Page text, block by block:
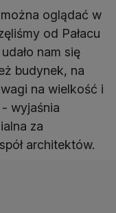
oglądać w
od Pałacu
nam się
budynek, na
na wielkość i
wyjaśnia
za
architektów.